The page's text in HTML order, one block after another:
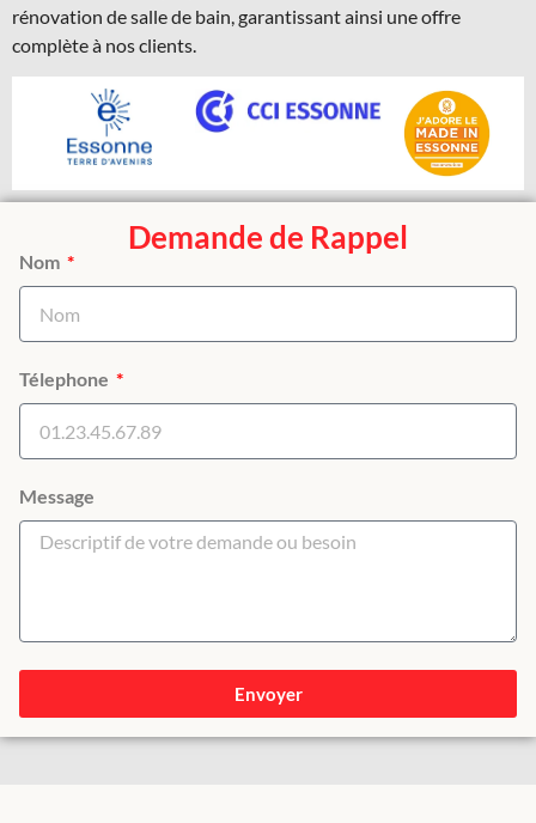
rénovation de salle de bain, garantissant ainsi une offre
complète à nos clients.
Demande de Rappel
Nom
Télephone
Message
Envoyer